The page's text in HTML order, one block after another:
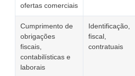
ofertas comerciais
Cumprimento de
obrigações
fiscais,
contabilísticas e
laborais
Identificação,
fiscal,
contratuais